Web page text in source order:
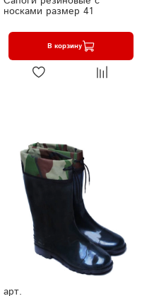
носками размер 41
В корзину
арт.